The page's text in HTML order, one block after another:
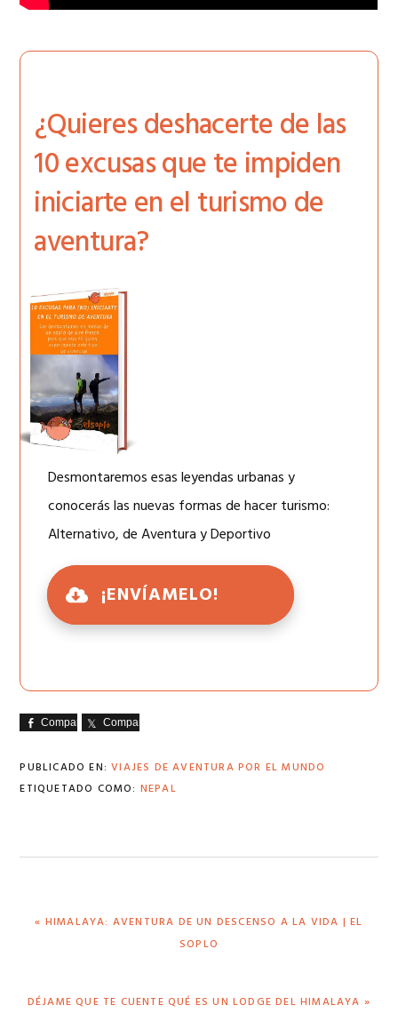
¿Quieres deshacerte de las
10 excusas que te impiden
iniciarte en el turismo de
aventura?
Desmontaremos esas leyendas urbanas y
conocerás las nuevas formas de hacer turismo:
Alternativo, de Aventura y Deportivo
¡ENVÍAMELO!
Comparte Comparte
PUBLICADO EN:VIAJES DE AVENTURA POR EL MUNDO
ETIQUETADO COMO: NEPAL
ENTRADA
« HIMALAYA: AVENTURA DE UN DESCENSO A LA VIDA | EL
SOPLO
SIGUIENTE
DÉJAME QUE TE CUENTE QUÉ ES UN LODGE DEL HIMALAYA »